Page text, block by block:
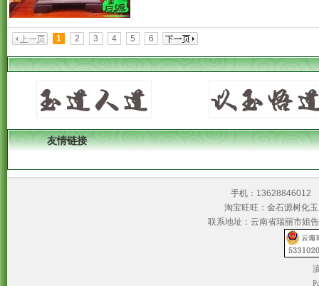
1 2 3 4 5 6
友情链接
手机：
淘宝旺旺：金石源树
联系地址：云南省瑞丽市姐